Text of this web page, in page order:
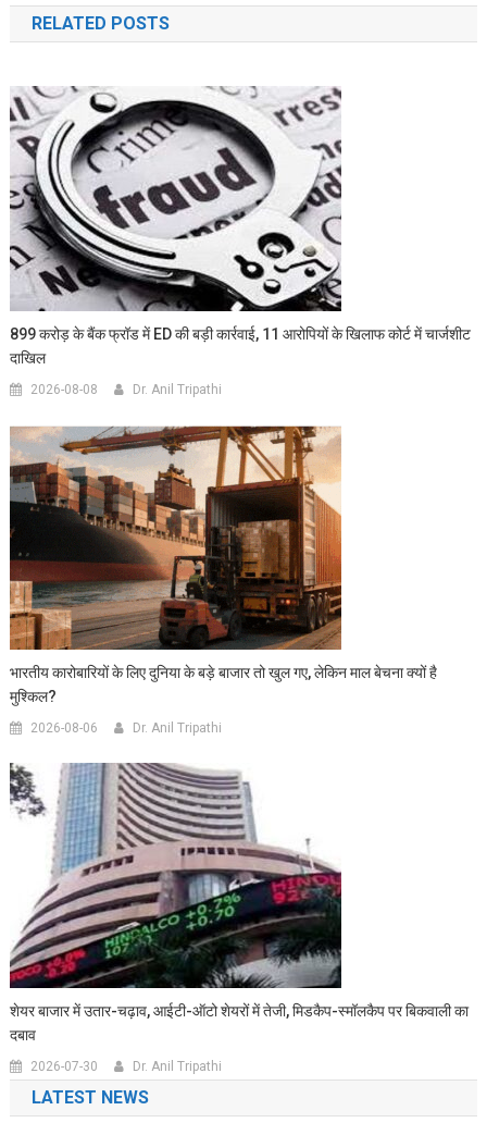
RELATED POSTS
899 करोड़ के बैंक फ्रॉड में ED की बड़ी कार्रवाई, 11 आरोपियों के खिलाफ कोर्ट में चार्जशीट
दाखिल
2026-08-08 Dr. Anil Tripathi
भारतीय कारोबारियों के लिए दुनिया के बड़े बाजार तो खुल गए, लेकिन माल बेचना क्यों है
मुश्किल?
2026-08-06 Dr. Anil Tripathi
शेयर बाजार में उतार-चढ़ाव, आईटी-ऑटो शेयरों में तेजी, मिडकैप-स्मॉलकैप पर बिकवाली का
दबाव
2026-07-30 Dr. Anil Tripathi
LATEST NEWS